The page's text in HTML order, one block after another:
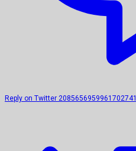
Reply on Twitter 2085656959961702741